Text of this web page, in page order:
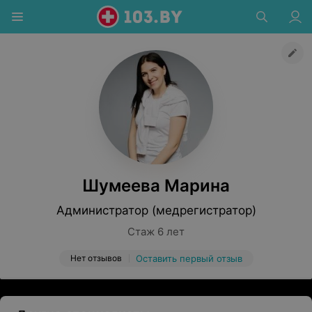
Шумеева Марина
Администратор (медрегистратор)
Стаж 6 лет
Нет отзывов Оставить первый отзыв